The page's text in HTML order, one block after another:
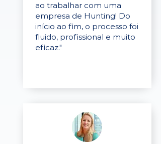
ao trabalhar com uma
empresa de Hunting! Do
início ao fim, o processo foi
fluido, profissional e muito
eficaz."